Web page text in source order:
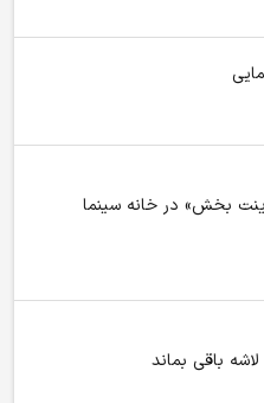
بخش» در خانه سینما
لاشه باقی بماند